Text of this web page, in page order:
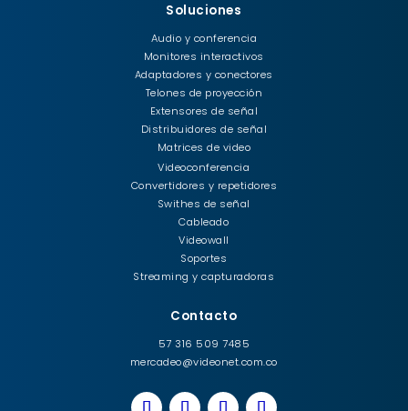
Soluciones
Audio y conferencia
Monitores interactivos
Adaptadores y conectores
Telones de proyección
Extensores de señal
Distribuidores de señal
Matrices de video
Videoconferencia
Convertidores y repetidores
Swithes de señal
Cableado
Videowall
Soportes
Streaming y capturadoras
Contacto
57 316 509 7485
mercadeo@videonet.com.co